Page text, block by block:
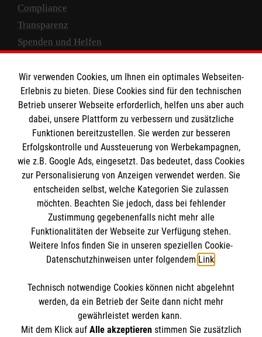
Compliance
Transparenz
Spenden und Helfen
Empfänger: Malteser Hilfsdienst e.V.
IBAN: DE10 3706 0120 1201 2000 12
BIC: GENODED 1PA7
Newsletter abonnieren
Cookies verwalten|AGB|Impressum|Datenschutz
Barrierefreiheit |Kontakt| Sharepoint|Mediathek
Wir verwenden Cookies, um Ihnen ein optimales Webseiten-
Erlebnis zu bieten. Diese Cookies sind für den technischen
Betrieb unserer Webseite erforderlich, helfen uns aber auch
dabei, unsere Plattform zu verbessern und zusätzliche
Funktionen bereitzustellen. Sie werden zur besseren
Erfolgskontrolle und Aussteuerung von Werbekampagnen,
wie z.B. Google Ads, eingesetzt. Das bedeutet, dass Cookies
zur Personalisierung von Anzeigen verwendet werden. Sie
entscheiden selbst, welche Kategorien Sie zulassen
möchten. Beachten Sie jedoch, dass bei fehlender
Zustimmung gegebenenfalls nicht mehr alle
Funktionalitäten der Webseite zur Verfügung stehen.
Weitere Infos finden Sie in unseren speziellen Cookie-
Datenschutzhinweisen unter folgendem Link.
Technisch notwendige Cookies können nicht abgelehnt
werden, da ein Betrieb der Seite dann nicht mehr
gewährleistet werden kann.
Mit dem Klick auf Alle akzeptierenstimmen Sie zusätzlich